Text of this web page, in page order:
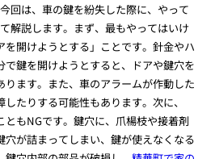
回は、車の鍵を紛失した際に、やって
解説します。まず、最もやってはいけ
を開けようとする」ことです。針金やハ
で鍵を開けようとすると、ドアや鍵穴を
ります。また、車のアラームが作動した
たりする可能性もあります。次に、
ともNGです。鍵穴に、爪楊枝や接着剤
穴が詰まってしまい、鍵が使えなくなる